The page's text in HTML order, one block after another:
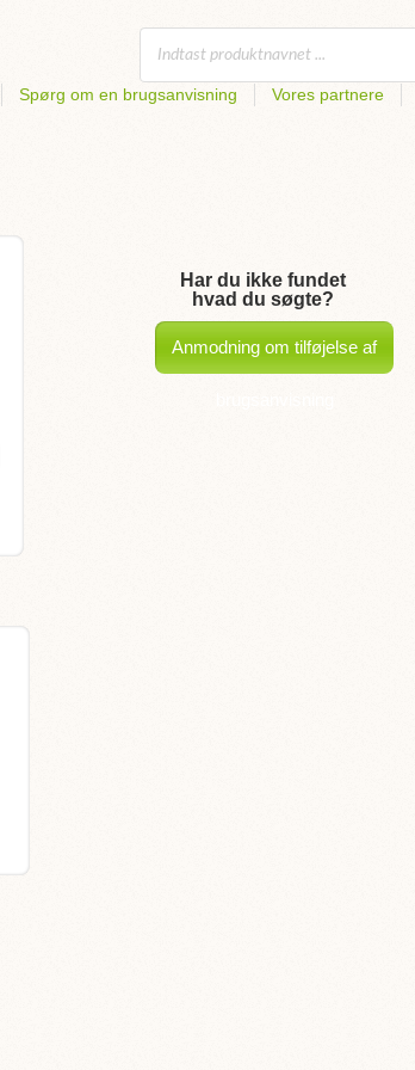
Spørg om en brugsanvisning Vores partnere
Har du ikke fundet
hvad du søgte?
Anmodning om tilføjelse af